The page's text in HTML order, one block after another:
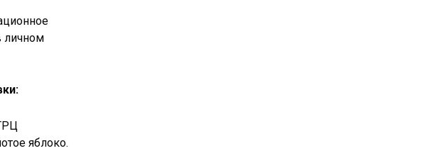
личном
яблоко.